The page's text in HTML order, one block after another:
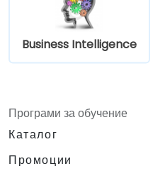
Business Intelligence
Програми за обучение
Каталог
Промоции